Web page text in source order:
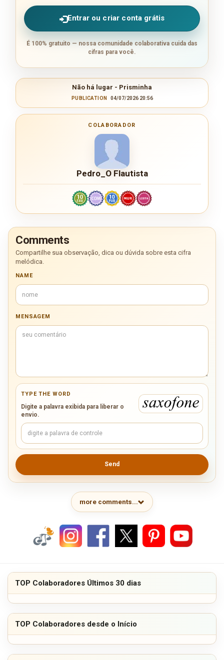
Entrar ou criar conta grátis
É 100% gratuito — nossa comunidade colaborativa cuida das
cifras para você.
Não há lugar - Prisminha
PUBLICATION 04/07/2026 20:56
COLABORADOR
Pedro_O Flautista
Comments
Compartilhe sua observação, dica ou dúvida sobre esta cifra
melódica.
NAME
MENSAGEM
TYPE THE WORD
Digite a palavra exibida para liberar o
envio.
Send
more comments...
TOP Colaboradores Últimos 30 dias
TOP Colaboradores desde o Início